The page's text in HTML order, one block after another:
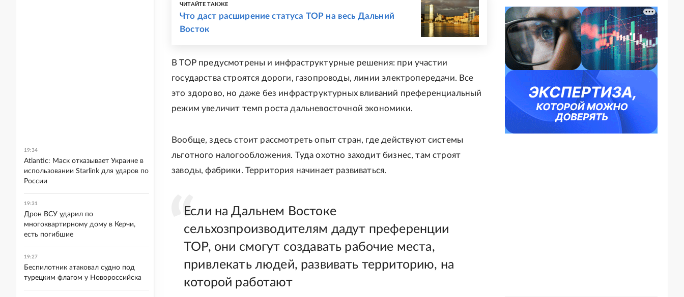
ЧИТАЙТЕ ТАКЖЕ
Что даст расширение статуса ТОР на весь Дальний
Восток
В ТОР предусмотрены и инфраструктурные решения: при участии
государства строятся дороги, газопроводы, линии электропередачи. Все
это здорово, но даже без инфраструктурных вливаний преференциальный
режим увеличит темп роста дальневосточной экономики.
Вообще, здесь стоит рассмотреть опыт стран, где действуют системы
льготного налогообложения. Туда охотно заходит бизнес, там строят
заводы, фабрики. Территория начинает развиваться.
Если на Дальнем Востоке
сельхозпроизводителям дадут преференции
ТОР, они смогут создавать рабочие места,
привлекать людей, развивать территорию, на
которой работают
19:34
Atlantic: Маск отказывает Украине в
использовании Starlink для ударов по
России
19:31
Дрон ВСУ ударил по
многоквартирному дому в Керчи,
есть погибшие
19:27
Беспилотник атаковал судно под
турецким флагом у Новороссийска